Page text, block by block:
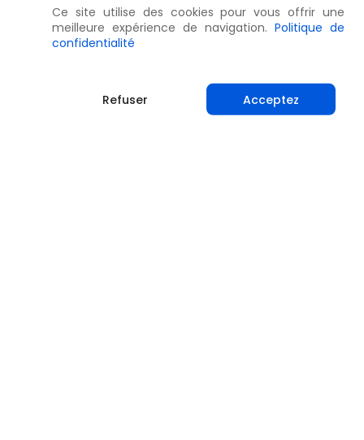
Ce site utilise des cookies pour vous offrir une
meilleure expérience de navigation. Politique de
confidentialité
Refuser Acceptez